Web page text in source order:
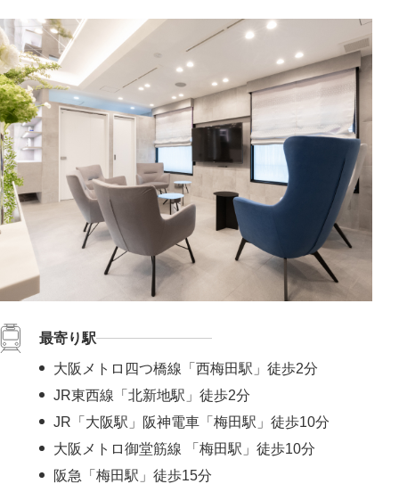
最寄り駅
大阪メトロ四つ橋線「西梅田駅」徒歩2分
JR東西線「北新地駅」徒歩2分
JR「大阪駅」阪神電車「梅田駅」徒歩10分
大阪メトロ御堂筋線 「梅田駅」徒歩10分
阪急「梅田駅」徒歩15分